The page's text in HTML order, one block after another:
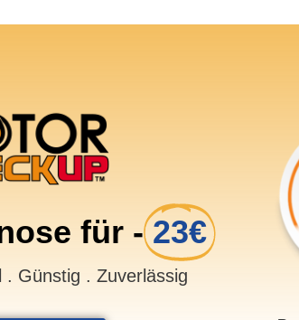
für - 23€
. Günstig . Zuverlässig